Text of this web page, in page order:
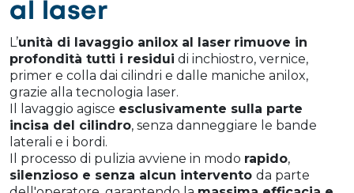
al laser
L’unità di lavaggio anilox al laser rimuove in
profondità tutti i residui di inchiostro, vernice,
primer e colla dai cilindri e dalle maniche anilox,
grazie alla tecnologia laser.
Il lavaggio agisce esclusivamente sulla parte
incisa del cilindro, senza danneggiare le bande
laterali e i bordi.
Il processo di pulizia avviene in modo rapido,
silenzioso e senza alcun intervento da parte